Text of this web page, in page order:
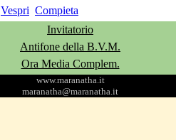
Vespri Compieta
Invitatorio
Antifone della B.V.M.
Ora Media Complem.
www.maranatha.it
maranatha@maranatha.it